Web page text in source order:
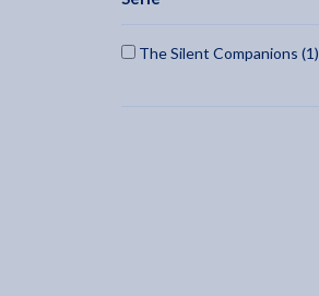
Bridget Collins (2)
The Silent Companions (1)